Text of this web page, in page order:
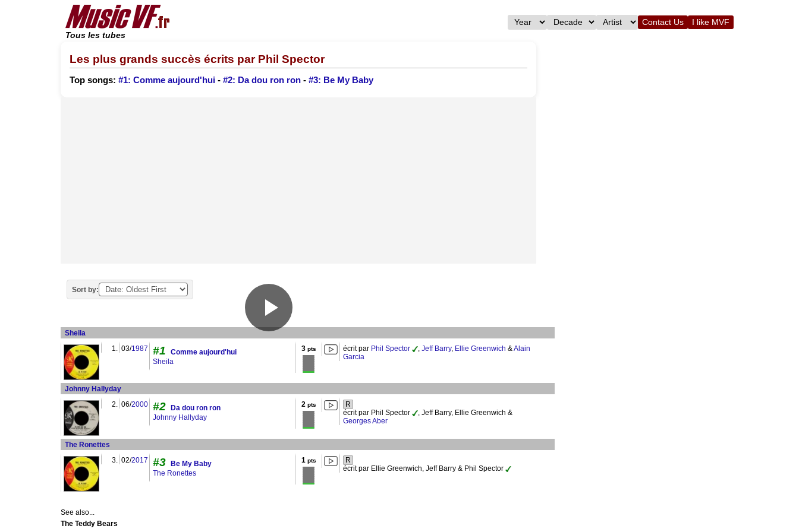
Tous les tubes
Contact Us I like MVF
Les plus grands succès écrits par Phil Spector
Top songs: #1: Comme aujourd'hui - #2: Da dou ron ron - #3: Be My Baby
Sort by:
Sheila
1. 03/1987 #1
Comme aujourd'hui
Sheila
3pts écrit par Phil Spector , Jeff Barry, Ellie Greenwich &Alain
Garcia
Johnny Hallyday
2. 06/2000 #2
Da dou ron ron
Johnny Hallyday
2 pts
R
écrit par Phil Spector
, Jeff Barry, Ellie Greenwich &
Georges Aber
The Ronettes
3. 02/2017 #3
Be My Baby
The Ronettes
1 pts
R
écrit par Ellie Greenwich, Jeff Barry & Phil Spector
See also...
The Teddy Bears